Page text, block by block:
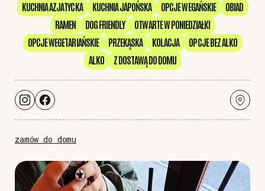
KUCHNIA AZJATYCKA
KUCHNIA JAPOŃSKA OPCJE WEGAŃSKIE
OBIAD
RAMEN
DOG FRIENDLY
OTWARTE W PONIEDZIAŁKI
OPCJE WEGETARIAŃSKIE
PRZEKĄSKA KOLACJA
OPCJE BEZ ALKO
ALKO
Z DOSTAWĄ DO DOMU
zamów do domu